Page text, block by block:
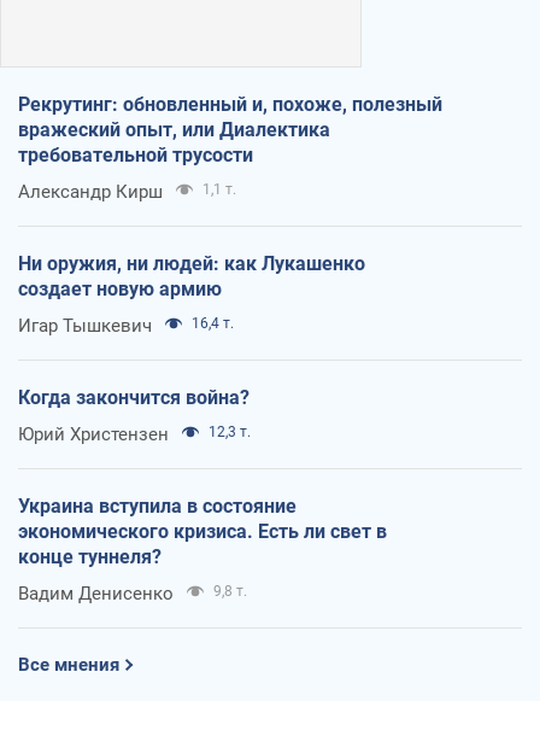
Рекрутинг: обновленный и, похоже, полезный
вражеский опыт, или Диалектика
требовательной трусости
Александр Кирш 1,1 т.
Ни оружия, ни людей: как Лукашенко
создает новую армию
Игар Тышкевич 16,4 т.
Когда закончится война?
Юрий Христензен 12,3 т.
Украина вступила в состояние
экономического кризиса. Есть ли свет в
конце туннеля?
Вадим Денисенко 9,8 т.
Все мнения